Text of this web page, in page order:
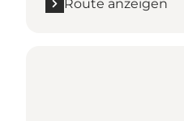
Route anzeigen